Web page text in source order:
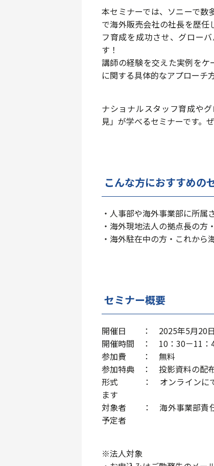
本セミナーでは、ソニーで数
で海外販売会社の社長を歴
フ育成を成功させ、グロー
す！
講師の経験を交えた実例をケ
に関する具体的なアプローチ
ナショナルスタッフ育成や
見」が学べるセミナーです。
こんな方におすすめの
・人事部や海外事業部に所属
・海外現地法人の拠点長の方
・海外駐在中の方・これから
セミナー概要
開催日 ： 2025年5月20日
開催時間 ： 10：30－11：
参加費 ： 無料
参加特典 ： 投影資料の配布
形式 ： オンラインに
ます
対象者 ： 海外事業部責任
予定者
※法人対象